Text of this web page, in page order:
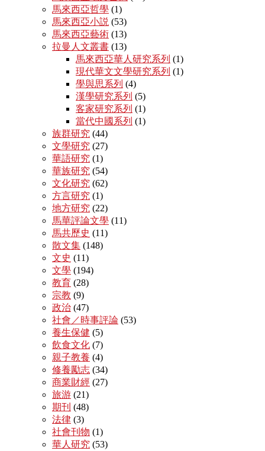
馬來西亞哲學 (1)
馬來西亞小説 (53)
馬來西亞藝術 (13)
拉曼人文叢書 (13)
馬來西亞華人研究系列 (1)
現代華文文學研究系列 (1)
學與思系列 (4)
漢學研究系列 (5)
客家研究系列 (1)
當代中國系列 (1)
族群研究 (44)
文學研究 (27)
華語研究 (1)
華族研究 (54)
文化研究 (62)
方言研究 (1)
地方研究 (22)
馬華評論文學 (11)
馬共歷史 (11)
散文集 (148)
文史 (11)
文學 (194)
教育 (28)
宗教 (9)
政治 (47)
社會／時事評論 (53)
養生保健 (5)
飲食文化 (7)
親子教養 (4)
修養勵志 (34)
商業財經 (27)
旅游 (21)
期刊 (48)
法律 (3)
社會刊物 (1)
華人研究 (53)